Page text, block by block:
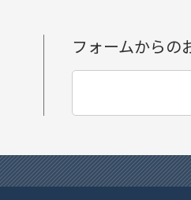
フォームからの